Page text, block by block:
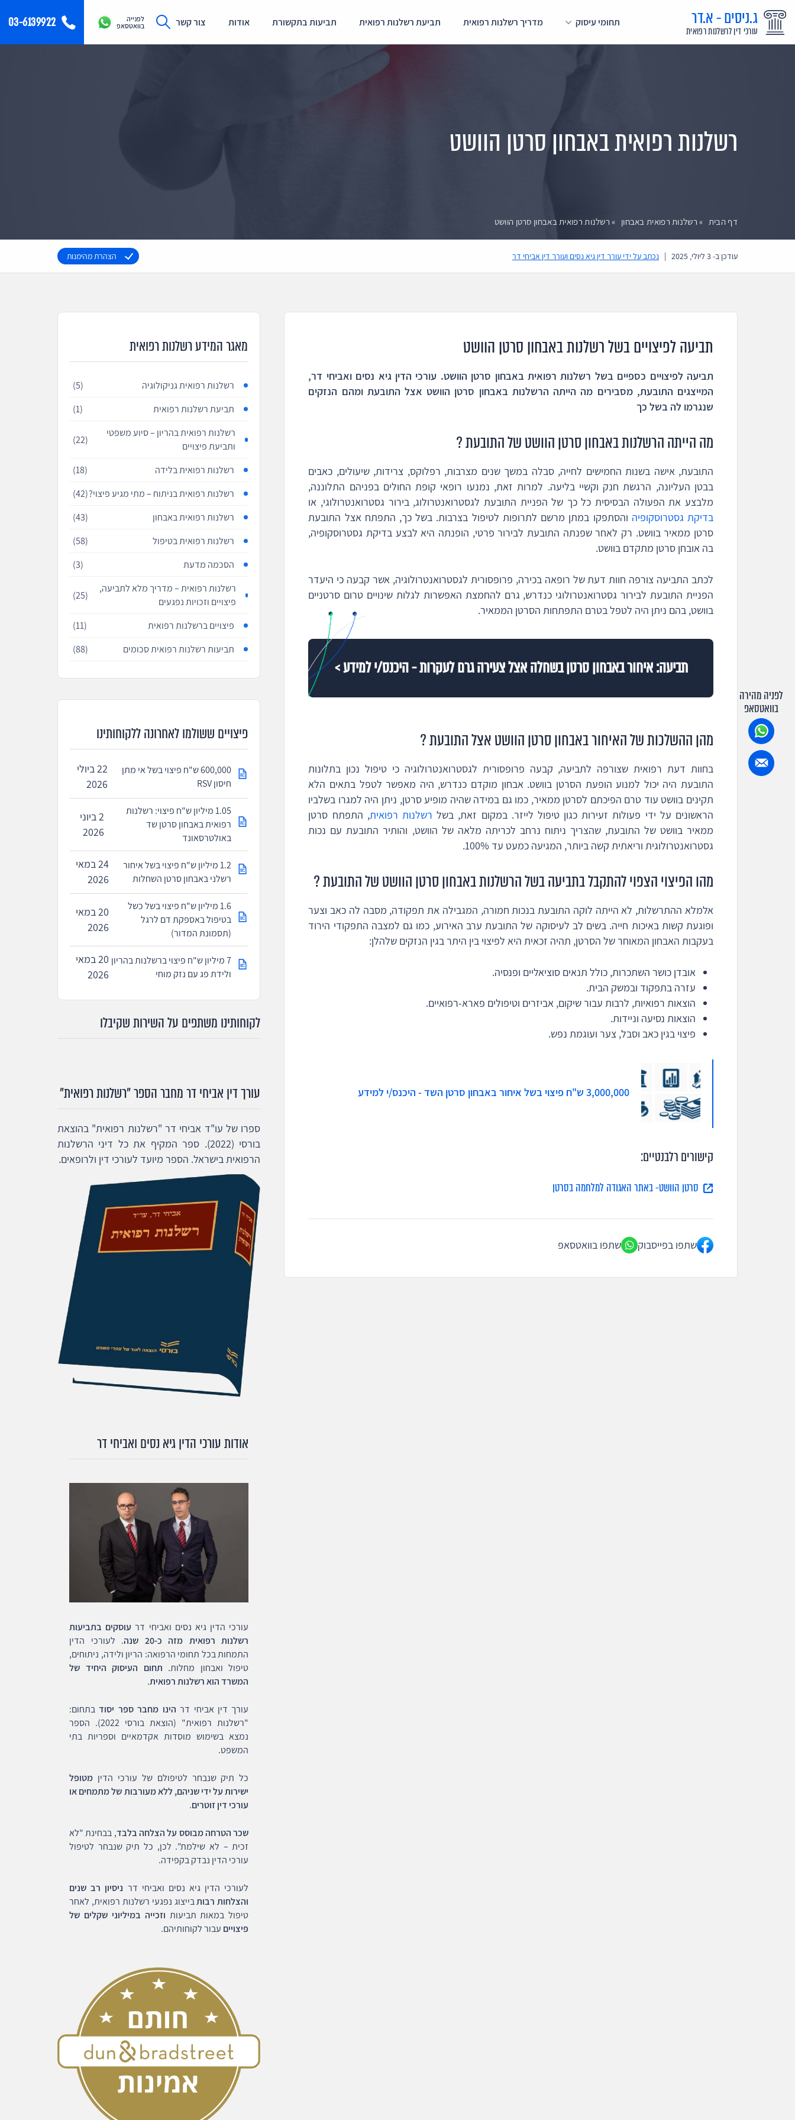
ג.ניסים - א.דר
עורכי דין לרשלנות רפואית
תחומי עיסוק מדריך רשלנות רפואית תביעת רשלנות רפואית תביעות בתקשורת אודות צור קשר 03-6139922
לפנייה
בוואטסאפ
דף הבית » רשלנות רפואית באבחון » רשלנות רפואית באבחון סרטן הוושט
רשלנות רפואית באבחון סרטן הוושט
עודכן ב-3 ליולי, 2025 | נכתב על ידי עורך דין גיא נסים ועורך דין אביחי דר הצהרת מהימנות
תביעה לפיצויים בשל רשלנות באבחון סרטן הוושט
תביעה לפיצויים כספיים בשל רשלנות רפואית באבחון סרטן הוושט. עורכי הדין גיא נסים ואביחי דר,
המייצגים התובעת, מסבירים מה הייתה הרשלנות באבחון סרטן הוושט אצל התובעת ומהם הנזקים
שנגרמו לה בשל כך
מה הייתה הרשלנות באבחון סרטן הוושט של התובעת ?
התובעת, אישה בשנות החמישים לחייה, סבלה במשך שנים מצרבות, רפלוקס, צרידות, שיעולים, כאבים
בבטן העליונה, הרגשת חנק וקשיי בליעה. למרות זאת, נמנעו רופאי קופת החולים בפניהם התלוננה,
מלבצע את הפעולה הבסיסית כל כך של הפניית התובעת לגסטרואנטרולוג, בירור גסטרואנטרולוגי, או
בדיקת גסטרוסקופיה והסתפקו במתן מרשם לתרופות לטיפול בצרבות. בשל כך, התפתח אצל התובעת
סרטן ממאיר בוושט. רק לאחר שפנתה התובעת לבירור פרטי, הופנתה היא לבצע בדיקת גסטרוסקופיה,
בה אובחן סרטן מתקדם בוושט.
לכתב התביעה צורפה חוות דעת של רופאה בכירה, פרופסורית לגסטרואנטרולוגיה, אשר קבעה כי היעדר
הפניית התובעת לבירור גסטרואנטרולוגי כנדרש, גרם להחמצת האפשרות לגלות שינויים טרום סרטניים
בוושט, בהם ניתן היה לטפל בטרם התפתחות הסרטן הממאיר.
תביעה: איחור באבחון סרטן בשחלה אצל צעירה גרם לעקרות - היכנס/י למידע >
מהן ההשלכות של האיחור באבחון סרטן הוושט אצל התובעת ?
בחוות דעת רפואית שצורפה לתביעה, קבעה פרופסורית לגסטרואנטרולוגיה כי טיפול נכון בתלונות
התובעת היה יכול למנוע הופעת הסרטן בוושט. אבחון מוקדם כנדרש, היה מאפשר לטפל בתאים הלא
תקינים בוושט עוד טרם הפיכתם לסרטן ממאיר, כמו גם במידה שהיה מופיע סרטן, ניתן היה למגרו בשלביו
הראשונים על ידי פעולות זעירות כגון טיפול לייזר. במקום זאת, בשל רשלנות רפואית, התפתח סרטן
ממאיר בוושט של התובעת, שהצריך ניתוח נרחב לכריתה מלאה של הוושט, והותיר התובעת עם נכות
גסטרואנטרולוגית וריאתית קשה ביותר, המגיעה כמעט עד 100%.
מהו הפיצוי הצפוי להתקבל בתביעה בשל הרשלנות באבחון סרטן הוושט של התובעת ?
אלמלא ההתרשלות, לא הייתה לוקה התובעת בנכות חמורה, המגבילה את תפקודה, מסבה לה כאב וצער
ופוגעת קשות באיכות חייה. בשים לב לעיסוקה של התובעת ערב האירוע, כמו גם למצבה התפקודי הירוד
בעקבות האבחון המאוחר של הסרטן, תהיה זכאית היא לפיצוי בין היתר בגין הנזקים שלהלן:
אובדן כושר השתכרות, כולל תנאים סוציאליים ופנסיה.
עזרה בתפקוד ובמשק הבית.
הוצאות רפואיות, לרבות עבור שיקום, אביזרים וטיפולים פארא-רפואיים.
הוצאות נסיעה וניידות.
פיצוי בגין כאב וסבל, צער ועוגמת נפש.
3,000,000 ש"ח פיצוי בשל איחור באבחון סרטן השד - היכנס/י למידע
קישורים רלבנטיים:
סרטן הוושט- באתר האגודה למלחמה בסרטן
שתפו בפייסבוק שתפו בוואטסאפ
מאגר המידע רשלנות רפואית
רשלנות רפואית גניקולוגיה
(5)
תביעת רשלנות רפואית
(1)
רשלנות רפואית בהריון – סיוע משפטי
ותביעת פיצויים
(22)
רשלנות רפואית בלידה
(18)
רשלנות רפואית בניתוח – מתי מגיע פיצוי?(42)
רשלנות רפואית באבחון
(43)
רשלנות רפואית בטיפול
(58)
הסכמה מדעת
(3)
רשלנות רפואית – מדריך מלא לתביעה,
פיצויים וזכויות נפגעים
(25)
פיצויים ברשלנות רפואית
(11)
תביעות רשלנות רפואית סכומים
(88)
פיצויים ששולמו לאחרונה ללקוחותינו
600,000 ש"ח פיצוי בשל אי מתן
חיסון RSV
22 ביולי
2026
1.05 מיליון ש"ח פיצוי: רשלנות
רפואית באבחון סרטן שד
באולטרסאונד
2 ביוני
2026
1.2 מיליון ש"ח פיצוי בשל איחור
רשלני באבחון סרטן השחלות
24 במאי
2026
1.6 מיליון ש"ח פיצוי בשל כשל
בטיפול באספקת דם לרגל
(תסמונת המדור)
20 במאי
2026
7 מיליון ש"ח פיצוי ברשלנות בהריון
ולידת פג עם נזק מוחי
20 במאי
2026
לקוחותינו משתפים על השירות שקיבלו
עורך דין אביחי דר מחבר הספר "רשלנות רפואית"
ספרו של עו"ד אביחי דר "רשלנות רפואית" בהוצאת
בורסי (2022). ספר המקיף את כל דיני הרשלנות
הרפואית בישראל. הספר מיועד לעורכי דין ולרופאים.
אודות עורכי הדין גיא נסים ואביחי דר
עורכי הדין גיא נסים ואביחי דר עוסקים בתביעות
רשלנות רפואית מזה כ-20 שנה
. לעורכי הדין
התמחות בכל תחומי הרפואה: הריון ולידה, ניתוחים,
טיפול ואבחון מחלות. תחום העיסוק היחיד של
המשרד הוא רשלנות רפואית.
עורך דין אביחי דר הינו מחבר ספר יסודבתחום:
"רשלנות רפואית" (הוצאת בורסי 2022). הספר
נמצא בשימוש מוסדות אקדמאיים וספריות בתי
המשפט.
כל תיק שנבחר לטיפולם של עורכי הדין מטופל
ישירות על ידי שניהם, ללא מעורבות של מתמחים או
עורכי דין זוטרים.
שכר הטרחה מבוסס על הצלחה בלבד, בבחינת "לא
זכית – לא שילמת". לכן, כל תיק שנבחר לטיפול
עורכי הדין נבדק בקפידה.
לעורכי הדין גיא נסים ואביחי דר ניסיון רב שנים
והצלחות רבותבייצוג נפגעי רשלנות רפואית, לאחר
טיפול במאות תביעות וזכייה במיליוני שקלים של
פיצויים עבור לקוחותיהם.
לפניה מהירה
בוואטסאפ